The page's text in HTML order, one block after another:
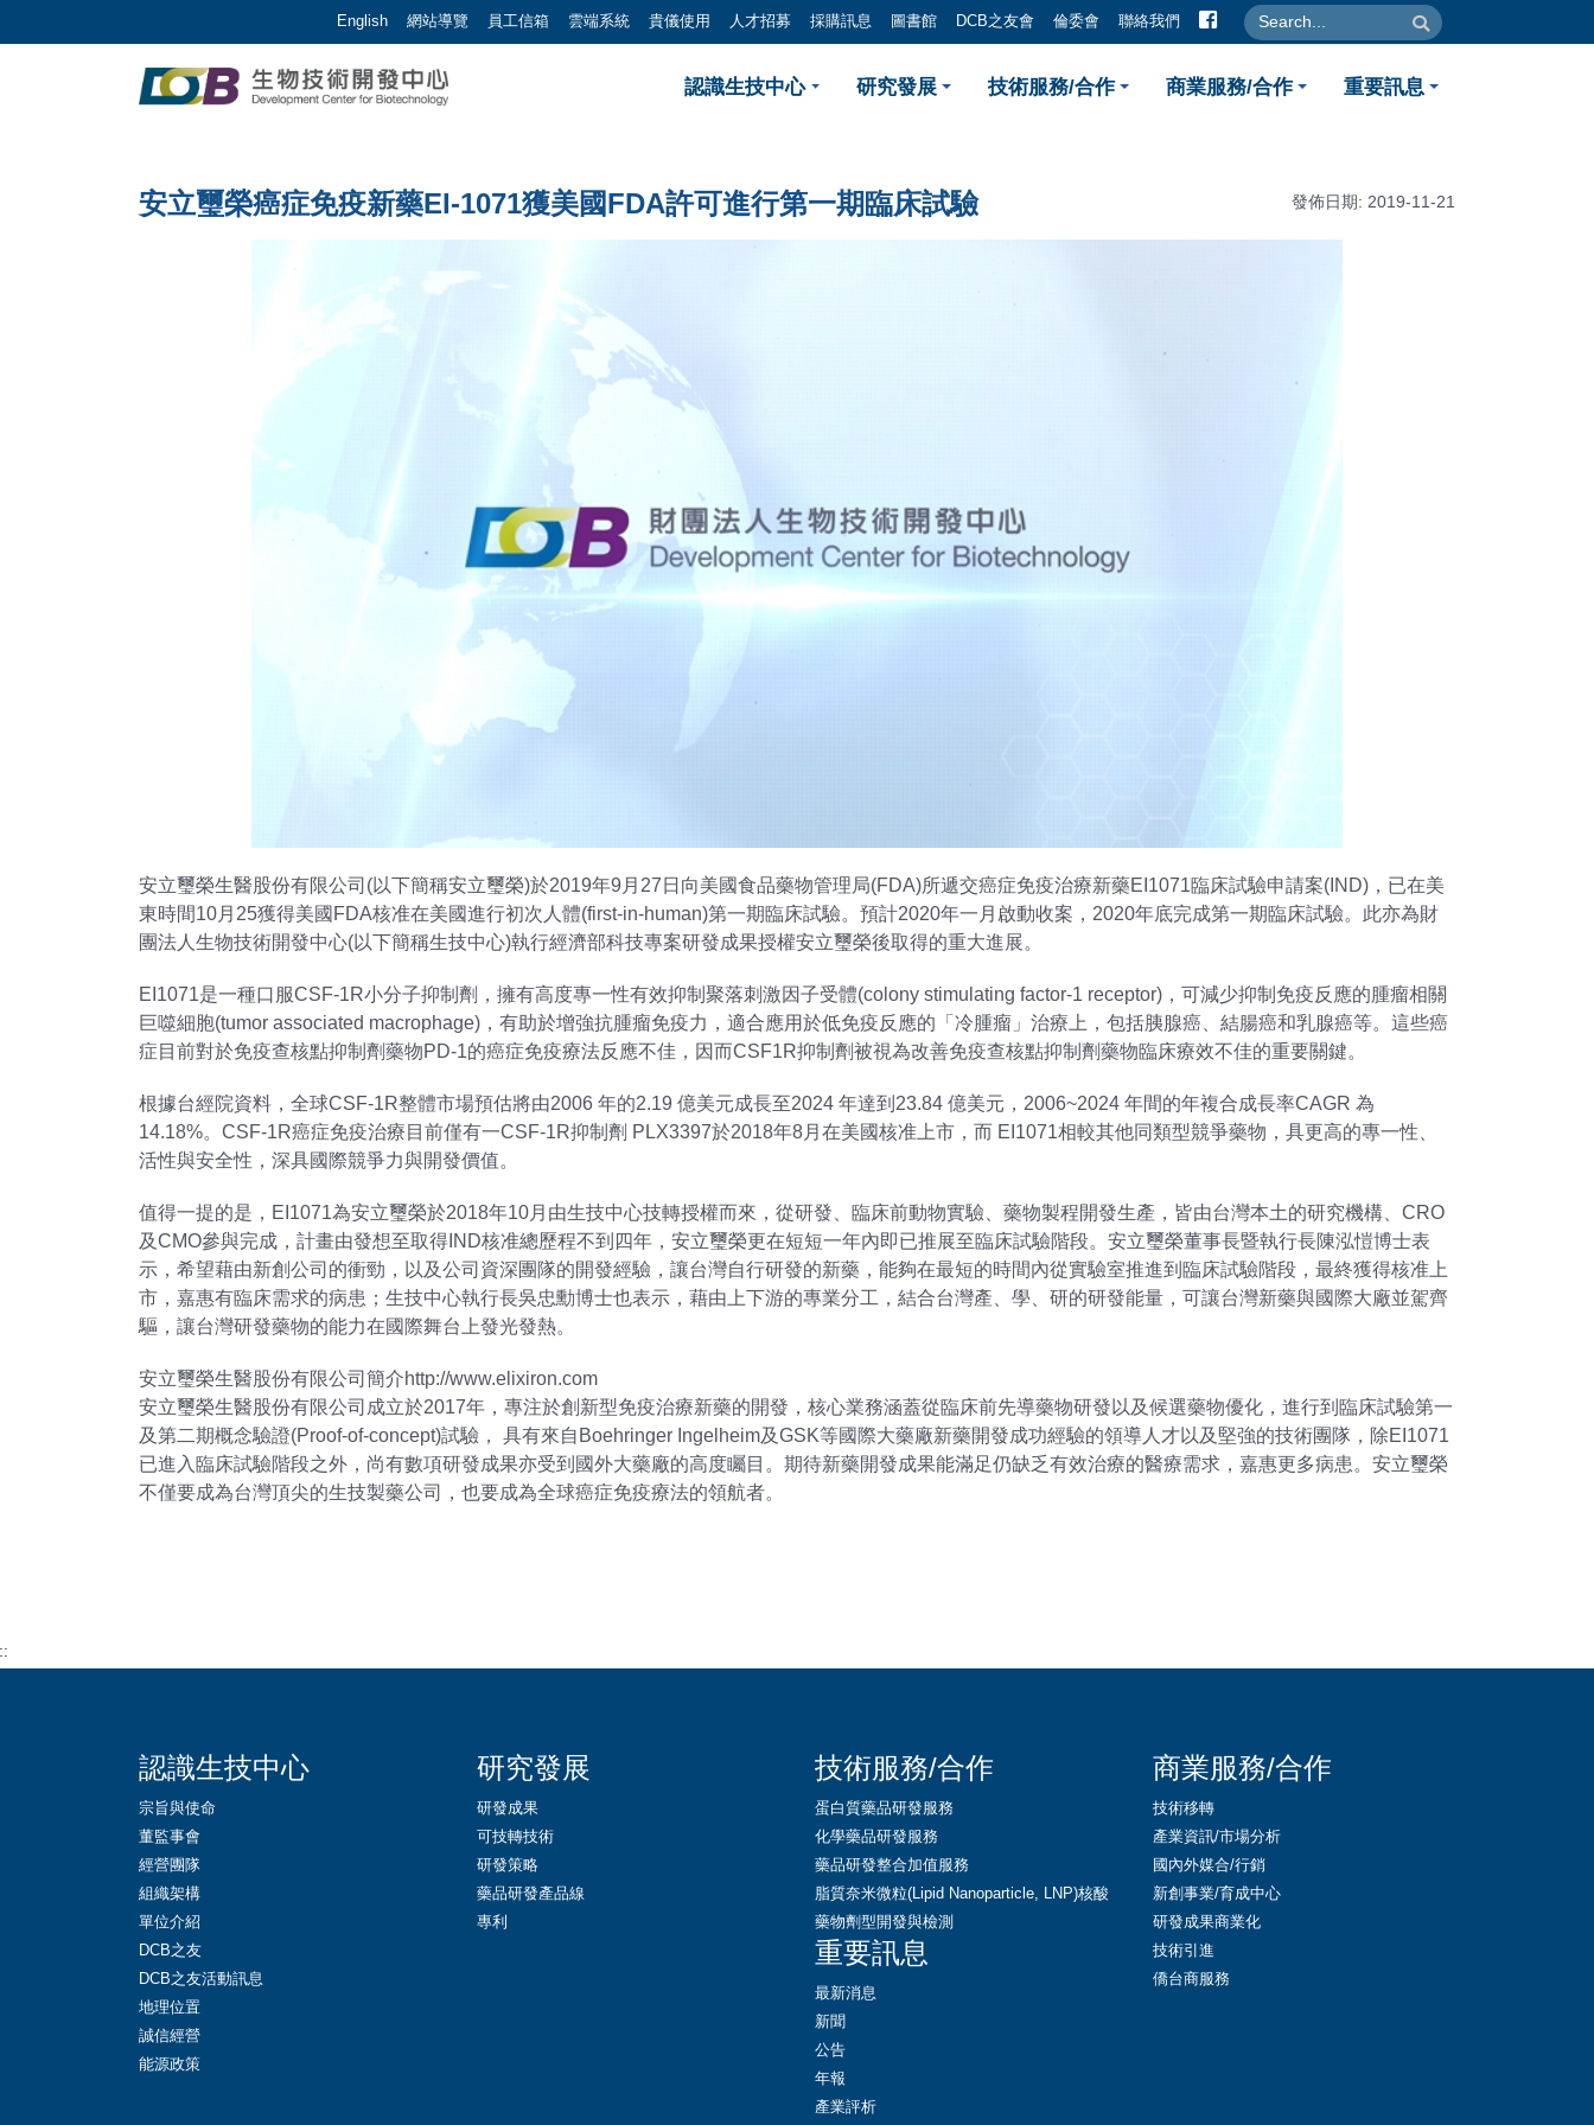
English 網站導覽 員工信箱 雲端系統 貴儀使用 人才招募 採購訊息 圖書館 DCB之友會 倫委會 聯絡我們 facebook
search search
生物技術開發中心 | 安立璽榮癌症免疫新藥EI-1071獲美國FDA許可進行第一期
認識生技中心 研究發展 技術服務/合作 商業服務/合作 重要訊息
安立璽榮癌症免疫新藥EI-1071獲美國FDA許可進行第一期臨床試驗 發佈日期: 2019-11-21
安立璽榮生醫股份有限公司(以下簡稱安立璽榮)於2019年9月27日向美國食品藥物管理局(FDA)所遞交癌症免疫治療新藥EI1071臨床試驗申請案(IND)，已在美
東時間10月25獲得美國FDA核准在美國進行初次人體(first-in-human)第一期臨床試驗。預計2020年一月啟動收案，2020年底完成第一期臨床試驗。此亦為財
團法人生物技術開發中心(以下簡稱生技中心)執行經濟部科技專案研發成果授權安立璽榮後取得的重大進展。
EI1071是一種口服CSF-1R小分子抑制劑，擁有高度專一性有效抑制聚落刺激因子受體(colony stimulating factor-1 receptor)，可減少抑制免疫反應的腫瘤相關
巨噬細胞(tumor associated macrophage)，有助於增強抗腫瘤免疫力，適合應用於低免疫反應的「冷腫瘤」治療上，包括胰腺癌、結腸癌和乳腺癌等。這些癌
症目前對於免疫查核點抑制劑藥物PD-1的癌症免疫療法反應不佳，因而CSF1R抑制劑被視為改善免疫查核點抑制劑藥物臨床療效不佳的重要關鍵。
根據台經院資料，全球CSF-1R整體市場預估將由2006 年的2.19 億美元成長至2024 年達到23.84 億美元，2006~2024 年間的年複合成長率CAGR 為
14.18%。CSF-1R癌症免疫治療目前僅有一CSF-1R抑制劑 PLX3397於2018年8月在美國核准上市，而 EI1071相較其他同類型競爭藥物，具更高的專一性、
活性與安全性，深具國際競爭力與開發價值。
值得一提的是，EI1071為安立璽榮於2018年10月由生技中心技轉授權而來，從研發、臨床前動物實驗、藥物製程開發生產，皆由台灣本土的研究機構、CRO
及CMO參與完成，計畫由發想至取得IND核准總歷程不到四年，安立璽榮更在短短一年內即已推展至臨床試驗階段。安立璽榮董事長暨執行長陳泓愷博士表
示，希望藉由新創公司的衝勁，以及公司資深團隊的開發經驗，讓台灣自行研發的新藥，能夠在最短的時間內從實驗室推進到臨床試驗階段，最終獲得核准上
市，嘉惠有臨床需求的病患；生技中心執行長吳忠勳博士也表示，藉由上下游的專業分工，結合台灣產、學、研的研發能量，可讓台灣新藥與國際大廠並駕齊
驅，讓台灣研發藥物的能力在國際舞台上發光發熱。
安立璽榮生醫股份有限公司簡介http://www.elixiron.com
安立璽榮生醫股份有限公司成立於2017年，專注於創新型免疫治療新藥的開發，核心業務涵蓋從臨床前先導藥物研發以及候選藥物優化，進行到臨床試驗第一
及第二期概念驗證(Proof-of-concept)試驗， 具有來自Boehringer Ingelheim及GSK等國際大藥廠新藥開發成功經驗的領導人才以及堅強的技術團隊，除EI1071
已進入臨床試驗階段之外，尚有數項研發成果亦受到國外大藥廠的高度矚目。期待新藥開發成果能滿足仍缺乏有效治療的醫療需求，嘉惠更多病患。安立璽榮
不僅要成為台灣頂尖的生技製藥公司，也要成為全球癌症免疫療法的領航者。
認識生技中心
宗旨與使命
董監事會
經營團隊
組織架構
單位介紹
DCB之友
DCB之友活動訊息
地理位置
誠信經營
能源政策
研究發展
研發成果
可技轉技術
研發策略
藥品研發產品線
專利
技術服務/合作
蛋白質藥品研發服務
化學藥品研發服務
藥品研發整合加值服務
脂質奈米微粒(Lipid Nanoparticle, LNP)核酸
藥物劑型開發與檢測
重要訊息
最新消息
新聞
公告
年報
產業評析
商業服務/合作
技術移轉
產業資訊/市場分析
國內外媒合/行銷
新創事業/育成中心
研發成果商業化
技術引進
僑台商服務